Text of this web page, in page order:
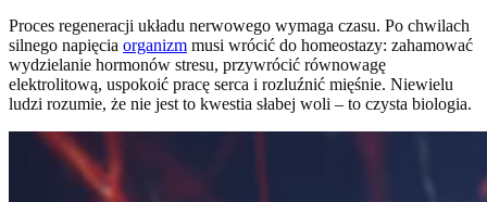
Proces regeneracji układu nerwowego wymaga czasu. Po chwilach
silnego napięcia organizm musi wrócić do homeostazy: zahamować
wydzielanie hormonów stresu, przywrócić równowagę
elektrolitową, uspokoić pracę serca i rozluźnić mięśnie. Niewielu
ludzi rozumie, że nie jest to kwestia słabej woli – to czysta biologia.